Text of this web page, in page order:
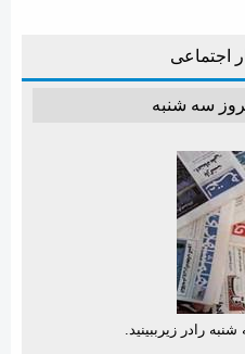
اجتماعی
سه شنبه
رادر زیرببینید.